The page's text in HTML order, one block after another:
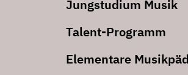
Jungstudium Musik
Talent-Programm
Elementare